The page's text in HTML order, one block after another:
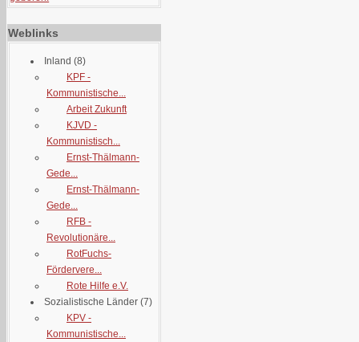
Weblinks
Inland (8)
KPF -
Kommunistische...
Arbeit Zukunft
KJVD -
Kommunistisch...
Ernst-Thälmann-
Gede...
Ernst-Thälmann-
Gede...
RFB -
Revolutionäre...
RotFuchs-
Fördervere...
Rote Hilfe e.V.
Sozialistische Länder (7)
KPV -
Kommunistische...